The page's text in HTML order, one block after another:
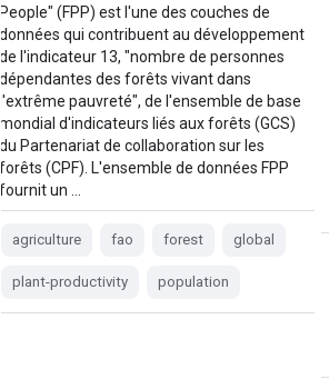
People" (FPP) est l'une des couches de
données qui contribuent au développement
de l'indicateur 13, "nombre de personnes
dépendantes des forêts vivant dans
l'extrême pauvreté", de l'ensemble de base
mondial d'indicateurs liés aux forêts (GCS)
du Partenariat de collaboration sur les
forêts (CPF). L'ensemble de données FPP
fournit un …
agriculture fao forest global
plant-productivity population